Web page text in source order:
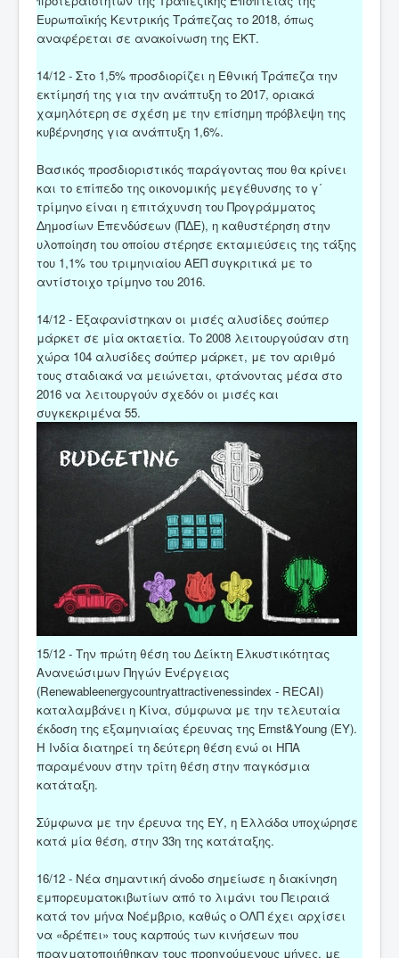
Ευρωπαϊκής Κεντρικής Τράπεζας το 2018, όπως
αναφέρεται σε ανακοίνωση της ΕΚΤ.
14/12 - Στο 1,5% προσδιορίζει η Εθνική Τράπεζα την
εκτίμησή της για την ανάπτυξη το 2017, οριακά
χαμηλότερη σε σχέση με την επίσημη πρόβλεψη της
κυβέρνησης για ανάπτυξη 1,6%.
Βασικός προσδιοριστικός παράγοντας που θα κρίνει
και το επίπεδο της οικονομικής μεγέθυνσης το γ΄
τρίμηνο είναι η επιτάχυνση του Προγράμματος
Δημοσίων Επενδύσεων (ΠΔΕ), η καθυστέρηση στην
υλοποίηση του οποίου στέρησε εκταμιεύσεις της τάξης
του 1,1% του τριμηνιαίου ΑΕΠ συγκριτικά με το
αντίστοιχο τρίμηνο του 2016.
14/12 - Εξαφανίστηκαν οι μισές αλυσίδες σούπερ
μάρκετ σε μία οκταετία. Το 2008 λειτουργούσαν στη
χώρα 104 αλυσίδες σούπερ μάρκετ, με τον αριθμό
τους σταδιακά να μειώνεται, φτάνοντας μέσα στο
2016 να λειτουργούν σχεδόν οι μισές και
συγκεκριμένα 55.
15/12 - Την πρώτη θέση του Δείκτη Ελκυστικότητας
Ανανεώσιμων Πηγών Ενέργειας
(Renewableenergycountryattractivenessindex - RECAI)
καταλαμβάνει η Κίνα, σύμφωνα με την τελευταία
έκδοση της εξαμηνιαίας έρευνας της Εrnst&Υoung (ΕΥ).
Η Ινδία διατηρεί τη δεύτερη θέση ενώ οι ΗΠΑ
παραμένουν στην τρίτη θέση στην παγκόσμια
κατάταξη.
Σύμφωνα με την έρευνα της ΕΥ, η Ελλάδα υποχώρησε
κατά μία θέση, στην 33η της κατάταξης.
16/12 - Νέα σημαντική άνοδο σημείωσε η διακίνηση
εμπορευματοκιβωτίων από το λιμάνι του Πειραιά
κατά τον μήνα Νοέμβριο, καθώς ο ΟΛΠ έχει αρχίσει
να «δρέπει» τους καρπούς των κινήσεων που
πραγματοποιήθηκαν τους προηγούμενους μήνες, με